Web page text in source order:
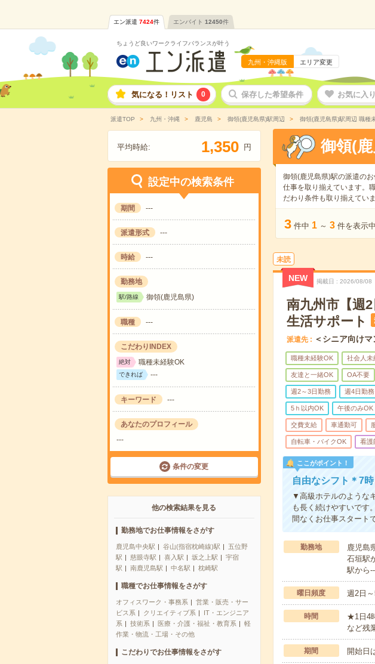
エン派遣 7424件 エンバイト 12450件
ちょうど良いワークライフバランスが叶う
九州・沖縄版 エリア変更
気になる！リスト 0 保存した希望条件 お気に入
派遣TOP 九州・沖縄 鹿児島 御領(鹿児島県)駅周辺 御領(鹿児島県)駅周辺 職種
平均時給: 1,350 円
設定中の検索条件
期間 ---
派遣形式 ---
時給 ---
勤務地
駅/路線 御領(鹿児島県)
職種 ---
こだわりINDEX
絶対 職種未経験OK
できれば ---
キーワード ---
あなたのプロフィール
---
条件の変更
他の検索結果を見る
勤務地でお仕事情報をさがす
鹿児島中央駅 谷山(指宿枕崎線)駅
五位野
駅
慈眼寺駅 喜入駅 坂之上駅
宇宿
駅
南鹿児島駅 中名駅 枕崎駅
職種でお仕事情報をさがす
オフィスワーク・事務系
営業・販売・サー
ビス系
クリエイティブ系
IT・エンジニア
系
技術系 医療・介護・福祉・教育系
軽
作業・物流・工場・その他
こだわりでお仕事情報をさがす
御領(
御領(鹿児島県)駅の派遣のお
仕事を取り揃えています。
だわり条件も取り揃えていま
3 件中 1 ～ 3 件を表示中
未読
NEW 掲載日 2026/08/08
南九州市【週
生活サポート
派遣先 ＜シニア向けマ
職種未経験OK 社会人未
友達と一緒OK OA不要
週2～3日勤務 週4日勤務
5ｈ以内OK 午後のみOK
交費支給 車通勤可
自転車・バイクOK 看護
ここがポイント！
自由なシフト＊7
▼高級ホテルのような
も長く続けやすいです
間なくお仕事スタート
勤務地
鹿児島
石垣駅
駅から
曜日頻度 週2日
時間
★1日4
など残
期間 開始日